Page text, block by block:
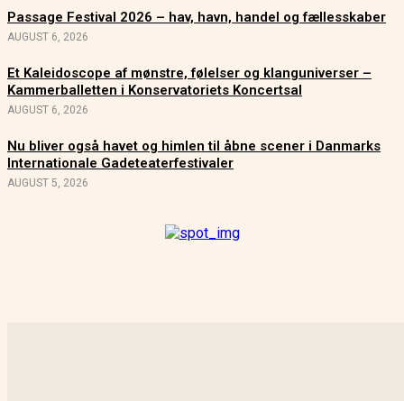
Passage Festival 2026 – hav, havn, handel og fællesskaber
AUGUST 6, 2026
Et Kaleidoscope af mønstre, følelser og klanguniverser –
Kammerballetten i Konservatoriets Koncertsal
AUGUST 6, 2026
Nu bliver også havet og himlen til åbne scener i Danmarks
Internationale Gadeteaterfestivaler
AUGUST 5, 2026